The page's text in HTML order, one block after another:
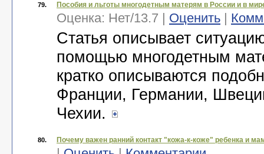
79. Пособия и льготы многодетным матерям в России и в
Оценка: Нет/13.7 | Оценить |
Статья описывает
помощью многодетным
кратко описываются
Франции, Германии,
Чехии.
80. Почему важен ранний контакт "кожа-к-коже" ребенка и